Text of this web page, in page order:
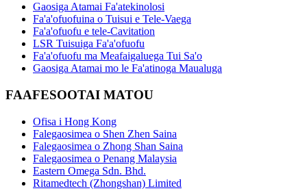
Gaosiga Atamai Fa'atekinolosi
Fa'a'ofuofuina o Tuisui e Tele-Vaega
Fa'a'ofuofu e tele-Cavitation
LSR Tuisuiga Fa'a'ofuofu
Fa'a'ofuofu ma Meafaigaluega Tui Sa'o
Gaosiga Atamai mo le Fa'atinoga Maualuga
FAAFESOOTAI MATOU
Ofisa i Hong Kong
Falegaosimea o Shen Zhen Saina
Falegaosimea o Zhong Shan Saina
Falegaosimea o Penang Malaysia
Eastern Omega Sdn. Bhd.
Ritamedtech (Zhongshan) Limited